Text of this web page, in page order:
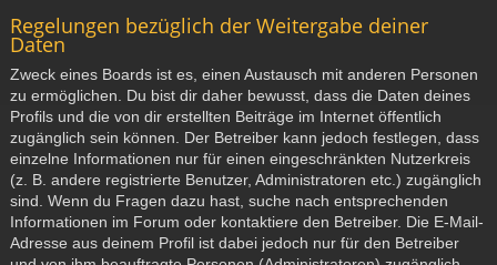
Regelungen bezüglich der Weitergabe deiner
Daten
Zweck eines Boards ist es, einen Austausch mit anderen Personen
zu ermöglichen. Du bist dir daher bewusst, dass die Daten deines
Profils und die von dir erstellten Beiträge im Internet öffentlich
zugänglich sein können. Der Betreiber kann jedoch festlegen, dass
einzelne Informationen nur für einen eingeschränkten Nutzerkreis
(z. B. andere registrierte Benutzer, Administratoren etc.) zugänglich
sind. Wenn du Fragen dazu hast, suche nach entsprechenden
Informationen im Forum oder kontaktiere den Betreiber. Die E-Mail-
Adresse aus deinem Profil ist dabei jedoch nur für den Betreiber